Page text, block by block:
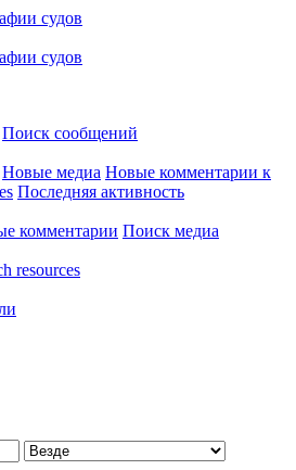
Поиск сообщений
Новые медиа Новые комментарии к
Последняя активность
комментарии Поиск медиа
resources